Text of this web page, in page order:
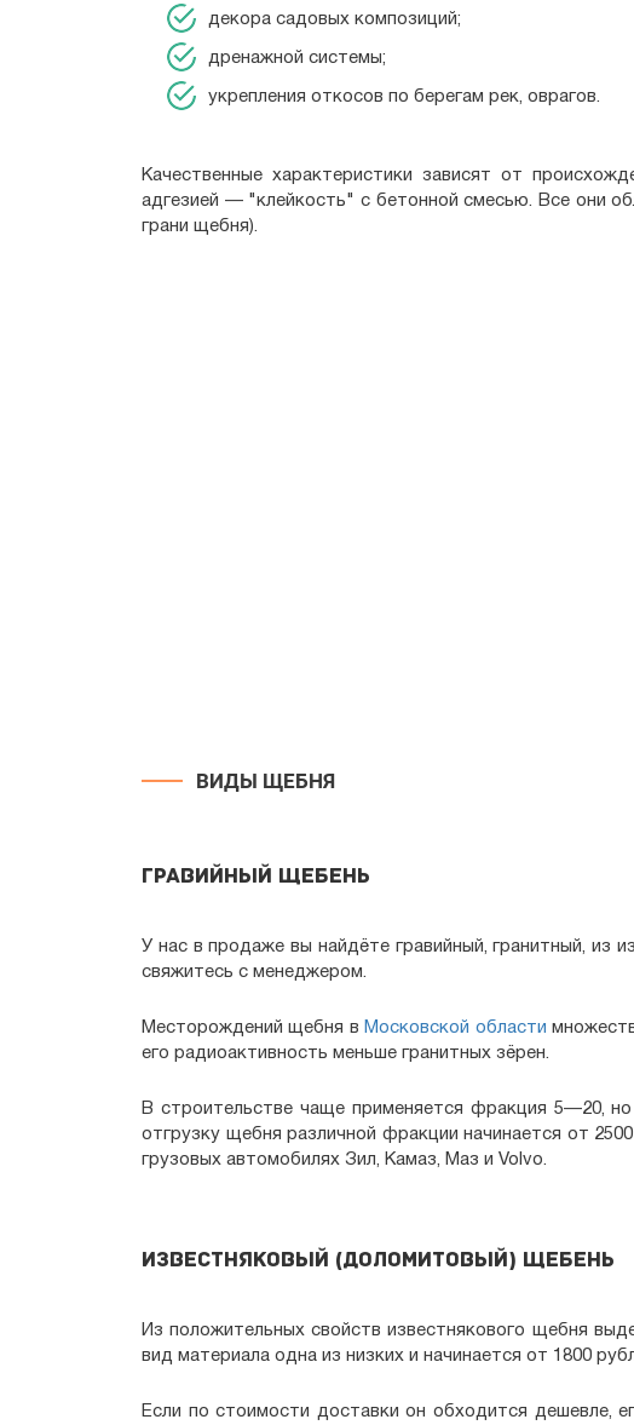
декора садовых композиций;
дренажной системы;
укрепления откосов по берегам рек, оврагов.
Качественные характеристики зависят от
адгезией — "клейкость" с бетонной смесью. Все они
грани щебня).
ВИДЫ ЩЕБНЯ
Гравийный щебень
У нас в продаже вы найдёте гравийный, гранитный, из
свяжитесь с менеджером.
Месторождений щебня в Московской области
его радиоактивность меньше гранитных зёрен.
В строительстве чаще применяется фракция 5—20,
отгрузку щебня различной фракции начинается от
грузовых автомобилях Зил, Камаз, Маз и Volvo.
Известняковый (доломитовый) щебень
Из положительных свойств известнякового щебня
вид материала одна из низких и начинается от 1800
Если по стоимости доставки он обходится дешевле,